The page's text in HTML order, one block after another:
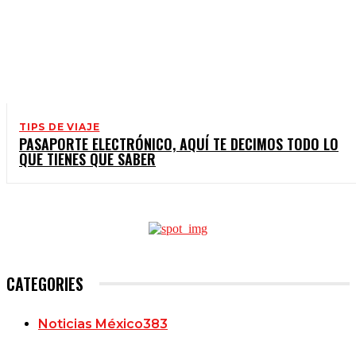
TIPS DE VIAJE
PASAPORTE ELECTRÓNICO, AQUÍ TE DECIMOS TODO LO
QUE TIENES QUE SABER
CATEGORIES
Noticias México383